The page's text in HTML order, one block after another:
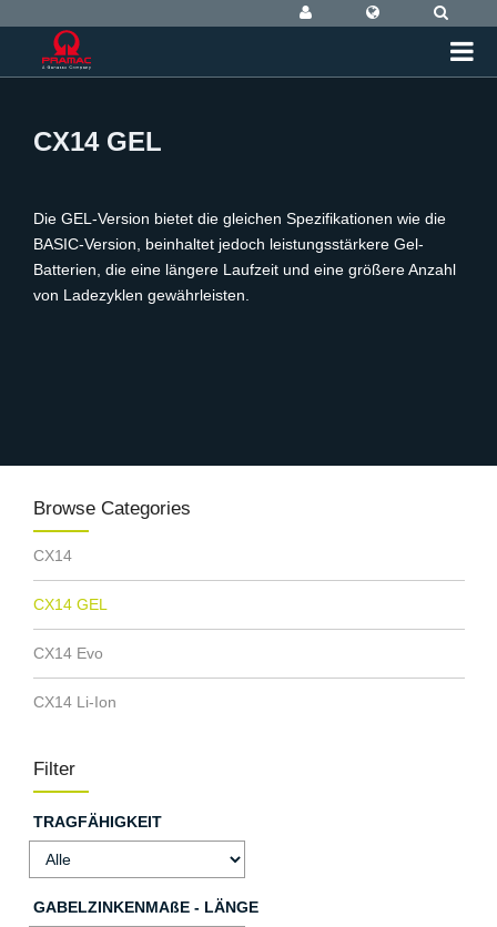
CX14 GEL
Die GEL-Version bietet die gleichen Spezifikationen wie die
BASIC-Version, beinhaltet jedoch leistungsstärkere Gel-
Batterien, die eine längere Laufzeit und eine größere Anzahl
von Ladezyklen gewährleisten.
Browse Categories
CX14
CX14 GEL
CX14 Evo
CX14 Li-Ion
Filter
TRAGFÄHIGKEIT
GABELZINKENMAßE - LÄNGE